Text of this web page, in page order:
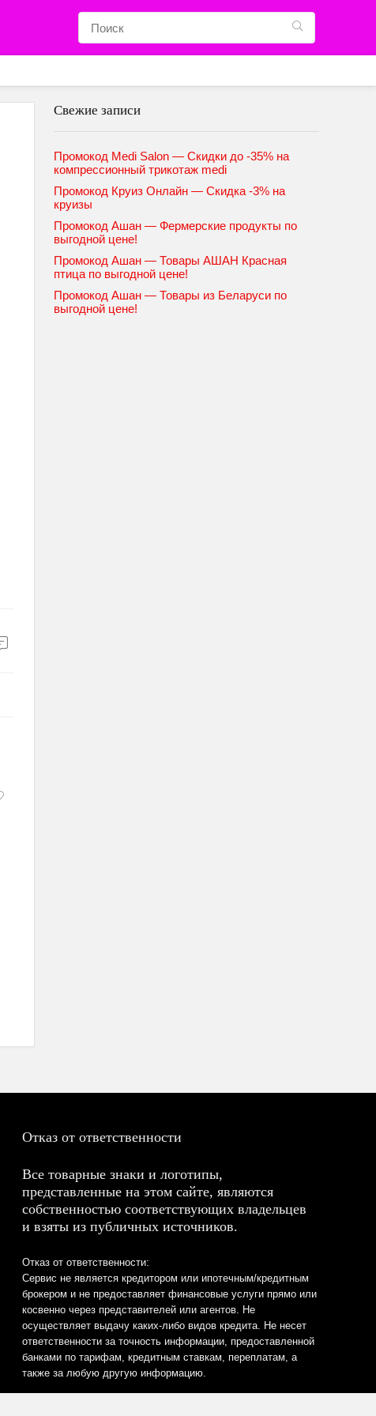
Свежие записи
Промокод Medi Salon — Скидки до -35% на
компрессионный трикотаж medi
Промокод Круиз Онлайн — Скидка -3% на
круизы
Промокод Ашан — Фермерские продукты по
выгодной цене!
Промокод Ашан — Товары АШАН Красная
птица по выгодной цене!
Промокод Ашан — Товары из Беларуси по
выгодной цене!
Отказ от ответственности
Все товарные знаки и логотипы,
представленные на этом сайте, являются
собственностью соответствующих владельцев
и взяты из публичных источников.
Отказ от ответственности:
Сервис не является кредитором или ипотечным/кредитным
брокером и не предоставляет финансовые услуги прямо или
косвенно через представителей или агентов. Не
осуществляет выдачу каких-либо видов кредита. Не несет
ответственности за точность информации, предоставленной
банками по тарифам, кредитным ставкам, переплатам, а
также за любую другую информацию.